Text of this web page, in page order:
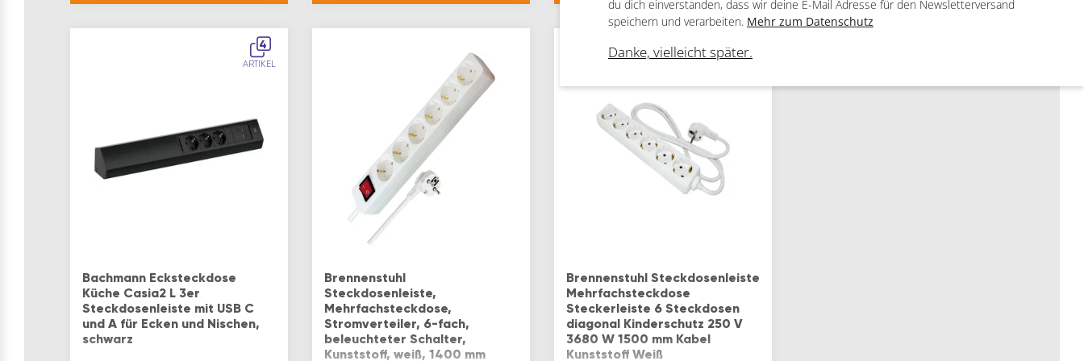
Standardausführung –
Heimwerker schätzenVORTEIL:
die Hand und Heimwerker
Anordnung, erhöhter
Berührungsschutz
4
ARTIKEL
Bachmann Ecksteckdose
Küche Casia2 L 3er
Steckdosenleiste mit USB C
und A für Ecken und Nischen,
schwarz
Brennenstuhl
Steckdosenleiste,
Mehrfachsteckdose,
Stromverteiler, 6-fach,
beleuchteter Schalter,
Kunststoff, weiß, 1400 mm
Brennenstuhl Steckdosenleiste
Mehrfachsteckdose
Steckerleiste 6 Steckdosen
diagonal Kinderschutz 250 V
3680 W 1500 mm Kabel
Kunststoff Weiß
du dich einverstanden, dass wir deine E-Mail Adresse für den Newsletterversand
speichern und verarbeiten. Mehr zum Datenschutz
Danke, vielleicht später.